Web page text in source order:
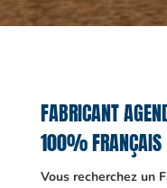
FABRICANT
100% FRANÇAIS
Vous recherchez un